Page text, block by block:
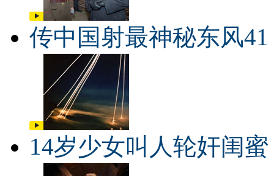
传中国射最神秘东风41
14岁少女叫人轮奸闺蜜